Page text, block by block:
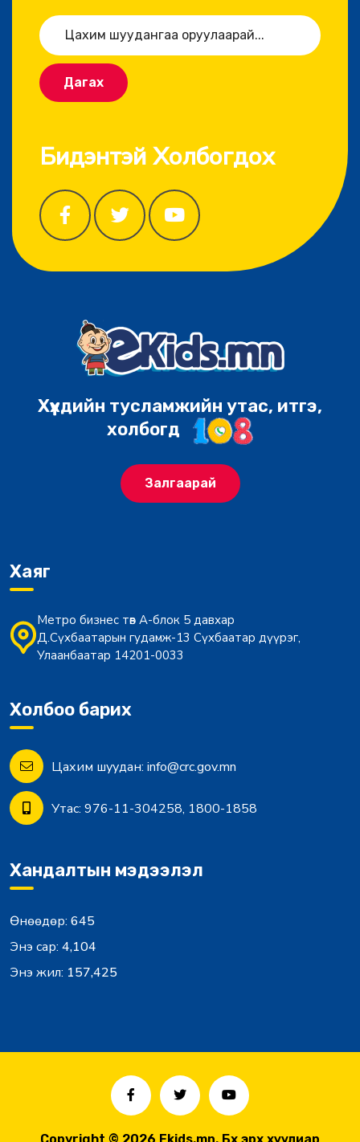
Дагах
Бидэнтэй Холбогдох
Хүүхдийн тусламжийн утас, итгэ,
холбогд
Залгаарай
Хаяг
Метро бизнес төв А-блок 5 давхар
Д.Сүхбаатарын гудамж-13 Сүхбаатар дүүрэг,
Улаанбаатар 14201-0033
Холбоо барих
Цахим шуудан: info@crc.gov.mn
Утас: 976-11-304258, 1800-1858
Хандалтын мэдээлэл
Өнөөдөр: 645
Энэ сар: 4,104
Энэ жил: 157,425
Copyright © 2026 Ekids.mn. Бүх эрх хуулиар